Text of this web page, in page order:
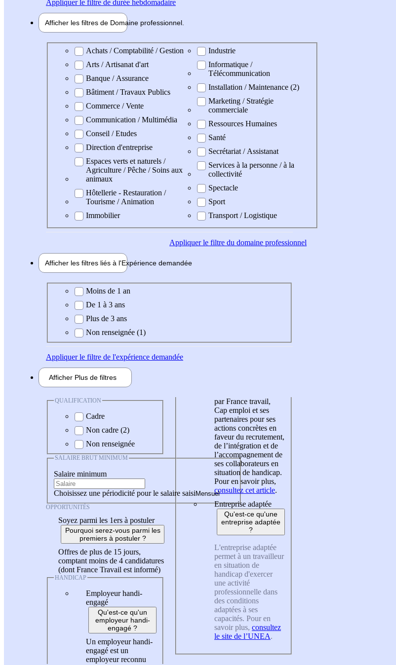
Appliquerle filtre de durée hebdomadaire
Afficher les filtres de Domaine professionnel
Domaine professionel
Achats / Comptabilité / Gestion
Arts / Artisanat d'art
Banque / Assurance
Bâtiment / Travaux Publics
Commerce / Vente
Communication / Multimédia
Conseil / Etudes
Direction d'entreprise
Espaces verts et naturels /
Agriculture / Pêche / Soins aux
animaux
Hôtellerie - Restauration /
Tourisme / Animation
Immobilier
Industrie
Informatique /
Télécommunication
Installation / Maintenance (2)
Marketing / Stratégie
commerciale
Ressources Humaines
Santé
Secrétariat / Assistanat
Services à la personne / à la
collectivité
Spectacle
Sport
Transport / Logistique
Appliquerle filtre du domaine professionnel
Afficher les filtres liés à l'Expérience demandée
Expérience demandée
Moins de 1 an
De 1 à 3 ans
Plus de 3 ans
Non renseignée (1)
Appliquerle filtre de l'expérience demandée
Afficher Plus de filtres
QUALIFICATION
Cadre
Non cadre (2)
Non renseignée
SALAIRE BRUT MINIMUM
Salaire minimum
Choisissez une périodicité pour le salaire saisi
OPPORTUNITÉS
Soyez parmi les 1ers à postuler
Pourquoi serez-vous parmi les
premiers à postuler ?
Offres de plus de 15 jours,
comptant moins de 4 candidatures
(dont France Travail est informé)
HANDICAP
Employeur handi-
engagé
Qu'est-ce qu'un
employeur handi-
engagé ?
Un employeur handi-
engagé est un
employeur reconnu
par France travail,
Cap emploi et ses
partenaires pour ses
actions concrètes en
faveur du recrutement,
de l’intégration et de
l’accompagnement de
ses collaborateurs en
situation de handicap.
Pour en savoir plus,
consultez cet article.
Entreprise adaptée
Qu'est-ce qu'une
entreprise adaptée
?
L'entreprise adaptée
permet à un travailleur
en situation de
handicap d'exercer
une activité
professionnelle dans
des conditions
adaptées à ses
capacités. Pour en
savoir plus, consultez
le site de l’UNEA.